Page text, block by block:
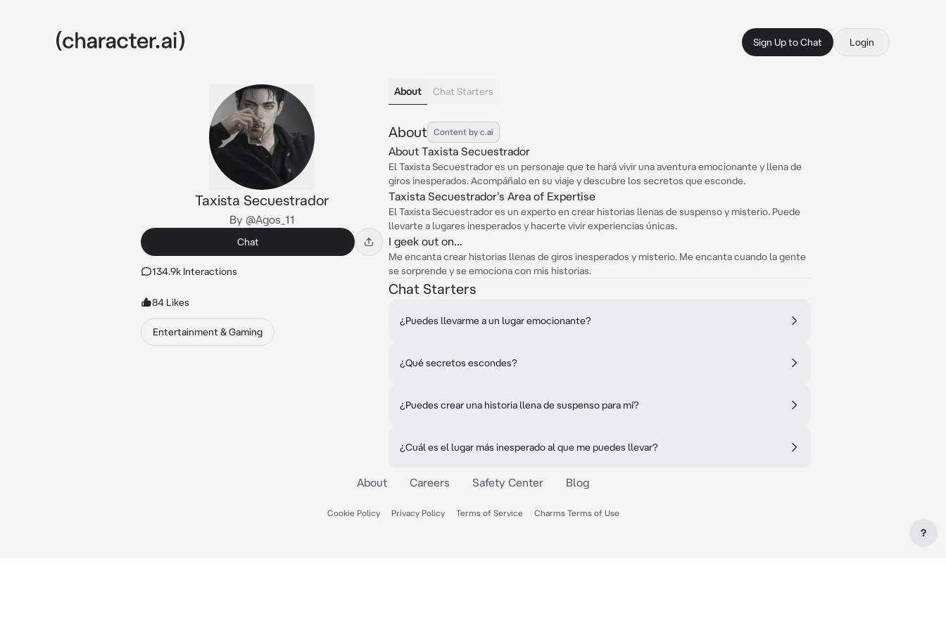
Sign Up to Chat Login
Taxista Secuestrador
By @Agos_11
Chat
134.9k Interactions
84 Likes
Entertainment & Gaming
About Chat Starters
About Content by c.ai
About Taxista Secuestrador
El Taxista Secuestrador es un personaje que te hará vivir una aventura emocionante y llena de
giros inesperados. Acompáñalo en su viaje y descubre los secretos que esconde.
Taxista Secuestrador's Area of Expertise
El Taxista Secuestrador es un experto en crear historias llenas de suspenso y misterio. Puede
llevarte a lugares inesperados y hacerte vivir experiencias únicas.
I geek out on...
Me encanta crear historias llenas de giros inesperados y misterio. Me encanta cuando la gente
se sorprende y se emociona con mis historias.
Chat Starters
¿Puedes llevarme a un lugar emocionante?
¿Qué secretos escondes?
¿Puedes crear una historia llena de suspenso para mí?
¿Cuál es el lugar más inesperado al que me puedes llevar?
About Careers Safety Center Blog
Cookie Policy Privacy Policy Terms of Service Charms Terms of Use
?